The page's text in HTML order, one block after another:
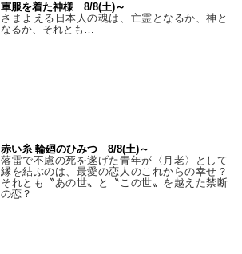
軍服を着た神様 8/8(土)～
さまよえる日本人の魂は、亡霊となるか、神と
なるか、それとも…
赤い糸 輪廻のひみつ 8/8(土)～
落雷で不慮の死を遂げた青年が〈月老〉として
縁を結ぶのは、最愛の恋人のこれからの幸せ？
それとも〝あの世〟と〝この世〟を越えた禁断
の恋？